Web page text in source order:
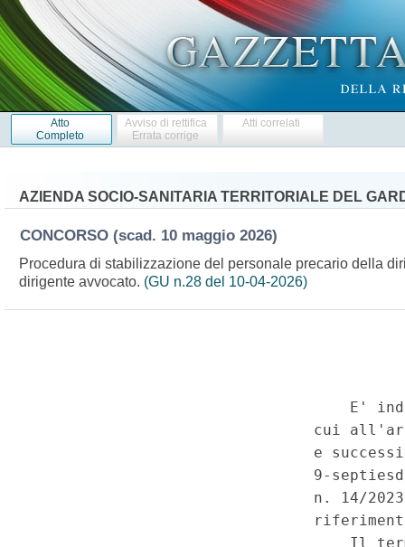
Atto
Completo
Avviso di rettifica
Errata corrige
Atti correlati
AZIENDA SOCIO-SANITARIA TERRITORIALE DEL
CONCORSO (scad. 10 maggio 2026)
Procedura di stabilizzazione del personale precario della
dirigente avvocato. (GU n.28 del 10-04-2026)